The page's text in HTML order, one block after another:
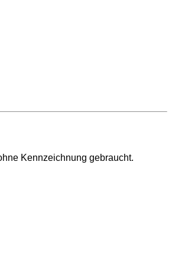
Kennzeichnung gebraucht.